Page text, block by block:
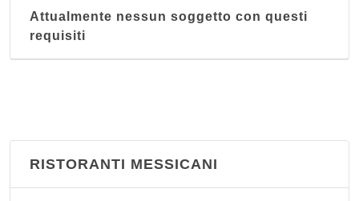
Attualmente nessun soggetto con questi
requisiti
RISTORANTI MESSICANI